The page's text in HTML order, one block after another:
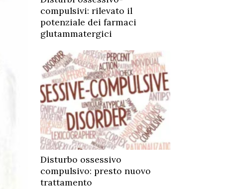
compulsivi: rilevato il
potenziale dei farmaci
glutammatergici
Disturbo ossessivo
compulsivo: presto nuovo
trattamento